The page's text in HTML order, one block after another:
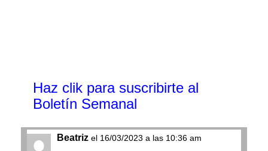
Haz clik para suscribirte al
Boletín Semanal
Beatriz el 16/03/2023 a las 10:36 am